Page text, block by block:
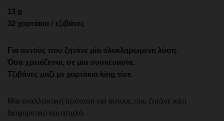
13 g
32 χαρτάκια / τζιβάνες
Για αυτούς που ζητάνε μία ολοκληρωμένη λύση.
Όσα χρειάζεσαι, σε μία συσκευασία.
Τζιβάνες μαζί με χαρτάκια king size.
Μία εναλλακτική πρόταση για αυτούς που ζητάνε κάτι
διαφορετικό και απαλό.